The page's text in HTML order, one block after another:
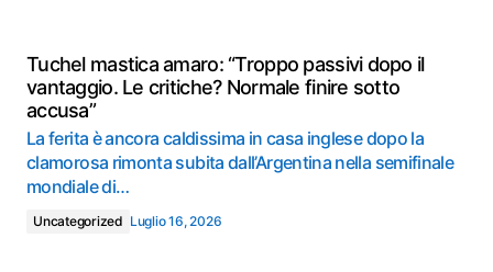
Tuchel mastica amaro: “Troppo passivi dopo il
vantaggio. Le critiche? Normale finire sotto
accusa”
La ferita è ancora caldissima in casa inglese dopo la
clamorosa rimonta subita dall’Argentina nella semifinale
mondiale di…
Uncategorized Luglio 16, 2026